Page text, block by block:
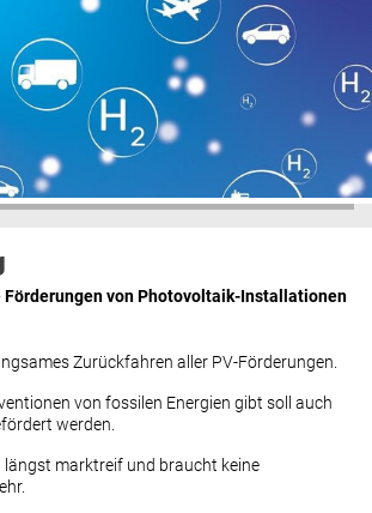
von Photovoltaik-Installationen
Zurückfahren aller PV-Förderungen.
von fossilen Energien gibt soll auch
werden.
marktreif und braucht keine